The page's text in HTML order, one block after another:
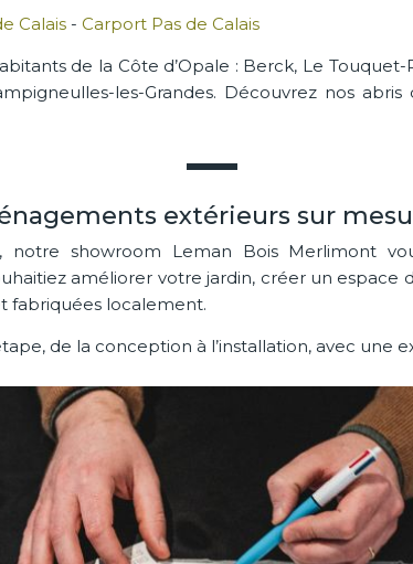
Calais - Carport Pas de Calais
de la Côte d’Opale : Berck, Le Touquet-
les-Grandes. Découvrez nos
extérieurs sur
showroom Leman Bois Merlimont
améliorer votre jardin, créer un
fabriquées localement.
de la conception à l’installation, avec une